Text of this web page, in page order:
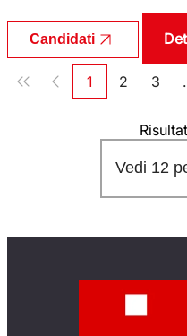
Candidati
Paginazione
Pagina
1 Pagina
2 3
Vedi 12